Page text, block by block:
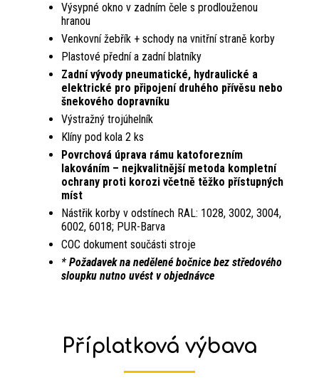
Výsypné okno v zadním čele s prodlouženou
hranou
Venkovní žebřík + schody na vnitřní straně korby
Plastové přední a zadní blatníky
Zadní vývody pneumatické, hydraulické a
elektrické pro připojení druhého přívěsu nebo
šnekového dopravníku
Výstražný trojúhelník
Klíny pod kola 2 ks
Povrchová úprava rámu katoforezním
lakováním – nejkvalitnější metoda kompletní
ochra­ny proti korozi včetně těžko přístupných
míst
Nástřik korby v odstínech RAL: 1028, 3002, 3004,
6002, 6018; PUR-Barva
COC dokument součásti stroje
* Požadavek na nedělené bočnice bez středového
sloupku nutno uvést v objednávce
Příplatková výbava